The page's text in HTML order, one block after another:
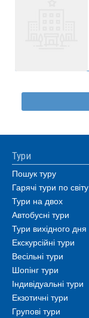
Тури
Пошук туру
Гарячі тури по світу
Тури на двох
Автобусні тури
Тури вихідного дня
Екскурсійні тури
Весільні тури
Шопінг тури
Індивідуальні тури
Екзотичні тури
Групові тури